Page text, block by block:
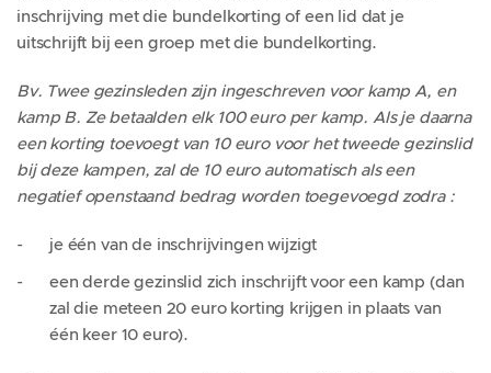
inschrijving met die bundelkorting of een lid dat je
uitschrijft bij een groep met die bundelkorting.
Bv. Twee gezinsleden zijn ingeschreven voor kamp A, en
kamp B. Ze betaalden elk 100 euro per kamp. Als je daarna
een korting toevoegt van 10 euro voor het tweede gezinslid
bij deze kampen, zal de 10 euro automatisch als een
negatief openstaand bedrag worden toegevoegd zodra :
je één van de inschrijvingen wijzigt
een derde gezinslid zich inschrijft voor een kamp (dan
zal die meteen 20 euro korting krijgen in plaats van
één keer 10 euro).